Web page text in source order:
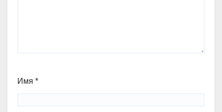
Имя *